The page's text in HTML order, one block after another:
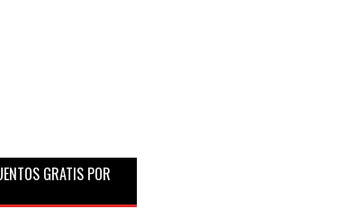
GRATIS POR